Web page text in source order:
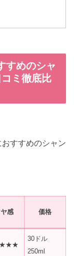
すめのシャ
ミ徹底比
すすめのシャン
感 価格
30ドル
250ml